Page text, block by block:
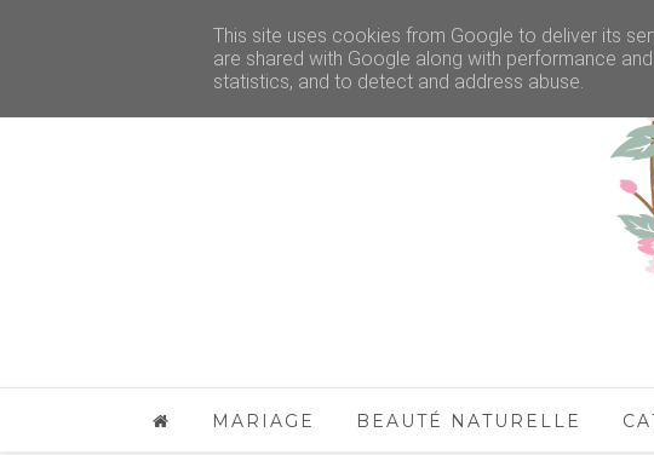
MARIAGE BEAUTÉ NATURELLE
This site uses cookies from Google to deliver its
are shared with Google along with performance
statistics, and to detect and address abuse.